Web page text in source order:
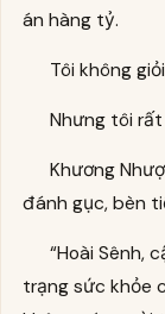
án hàng tỷ.
Tôi không
Nhưng tôi
Khương
đánh gục, bèn
“Hoài Sênh,
trạng sức khỏe